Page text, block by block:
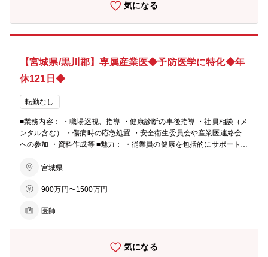
気になる
【宮城県/黒川郡】専属産業医◆予防医学に特化◆年
休121日◆
転勤なし
■業務内容： ・職場巡視、指導 ・健康診断の事後指導 ・社員相談（メ
ンタル含む） ・傷病時の応急処置 ・安全衛生委員会や産業医連絡会
への参加 ・資料作成等 ■魅力： ・従業員の健康を包括的にサポートで
当社の魅力： ◇当社はトヨタグループの中核企業として、コンパクト
マをお客様にお届けしております。 ◇次世代に向けたテクノロジー開
いクルマづくりにトライしています。 ・週3.0日 年収900万円 月給：
宮城県
900万円〜1500万円
医師
気になる